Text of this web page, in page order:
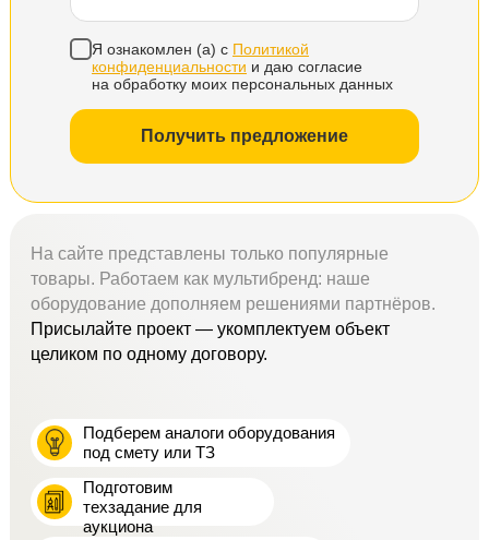
На сайте представлены только популярные
товары. Работаем как мультибренд: наше
оборудование дополняем решениями партнёров.
Присылайте проект — укомплектуем объект
целиком по одному договору.
Подберем аналоги оборудования
под смету или ТЗ
Подготовим
техзадание для
аукциона
Я ознакомлен (а) с Политикой
конфиденциальности и даю согласие
на обработку моих персональных данных
Получить предложение